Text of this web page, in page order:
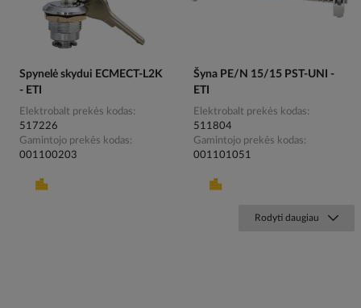
Spynelė skydui ECMECT-L2K
- ETI
Elektrobalt prekės kodas
517226
Gamintojo prekės kodas
001100203
Šyna PE/N 15/15 PST-UNI -
ETI
Elektrobalt prekės kodas
511804
Gamintojo prekės kodas
001101051
Rodyti daugiau